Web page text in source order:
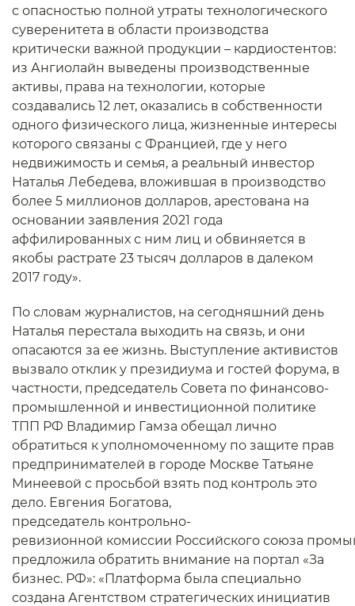
с опасностью полной утраты технологического
суверенитета в области производства
критически важной продукции – кардиостентов:
из Ангиолайн выведены производственные
активы, права на технологии, которые
создавались 12 лет, оказались в собственности
одного физического лица, жизненные интересы
которого связаны с Францией, где у него
недвижимость и семья, а реальный инвестор
Наталья Лебедева, вложившая в производство
более 5 миллионов долларов, арестована на
основании заявления 2021 года
аффилированных с ним лиц и обвиняется в
якобы растрате 23 тысяч долларов в далеком
2017 году».
По словам журналистов, на сегодняшний день
Наталья перестала выходить на связь, и они
опасаются за ее жизнь. Выступление активистов
вызвало отклик у президиума и гостей форума, в
частности, председатель Совета по финансово-
промышленной и инвестиционной политике
ТПП РФ Владимир Гамза обещал лично
обратиться к уполномоченному по защите прав
предпринимателей в городе Москве Татьяне
Минеевой с просьбой взять под контроль это
дело. Евгения Богатова,
председатель контрольно-
ревизионной комиссии Российского союза
предложила обратить внимание на портал «За
бизнес. РФ»: «Платформа была специально
создана Агентством стратегических инициатив